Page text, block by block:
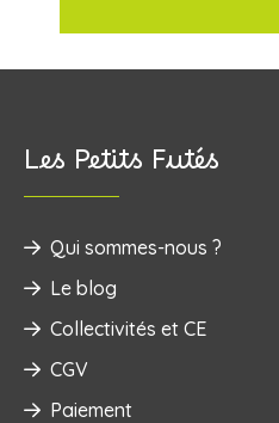
Les Petits Futés
Qui sommes-nous ?
Le blog
Collectivités et CE
CGV
Paiement